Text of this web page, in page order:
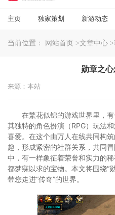
主页 独家策划 新游动态
当前位置： 网站首页 >文章中心
勋章之
来源：本站
在繁花似锦的游戏世界里，
其独特的角色扮演（RPG）玩法
喜爱。在这个由万人在线共同构
趣，形成紧密的社群关系，共同
中，有一样象征着荣誉和实力的
都梦寐以求的宝物。本文将围绕“
带您走进“传奇”的世界。